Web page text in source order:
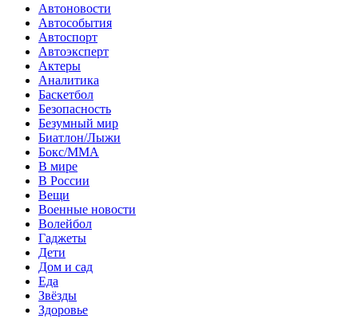
Автоновости
Автособытия
Автоспорт
Автоэксперт
Актеры
Аналитика
Баскетбол
Безопасность
Безумный мир
Биатлон/Лыжи
Бокс/MMA
В мире
В России
Вещи
Военные новости
Волейбол
Гаджеты
Дети
Дом и сад
Еда
Звёзды
Здоровье